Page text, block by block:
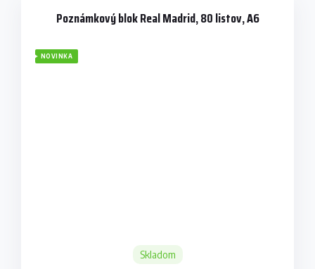
Poznámkový blok Real Madrid, 80 listov, A6
NOVINKA
Skladom